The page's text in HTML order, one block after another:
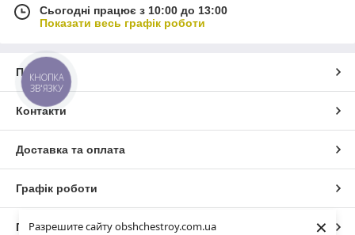
Разрешите сайту obshchestroy.com.ua
×
Сьогодні працює з 10:00 до 13:00
Показати весь графік роботи
Про нас
Контакти
Доставка та оплата
Графік роботи
Повна версія сайту
КНОПКА
ЗВ'ЯЗКУ